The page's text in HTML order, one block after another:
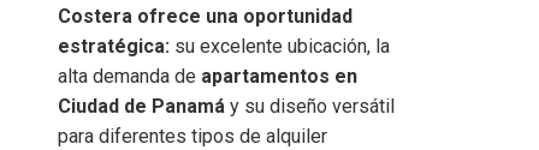
Costera ofrece una oportunidad
estratégica: su excelente ubicación, la
alta demanda de apartamentos en
Ciudad de Panamá y su diseño versátil
para diferentes tipos de alquiler